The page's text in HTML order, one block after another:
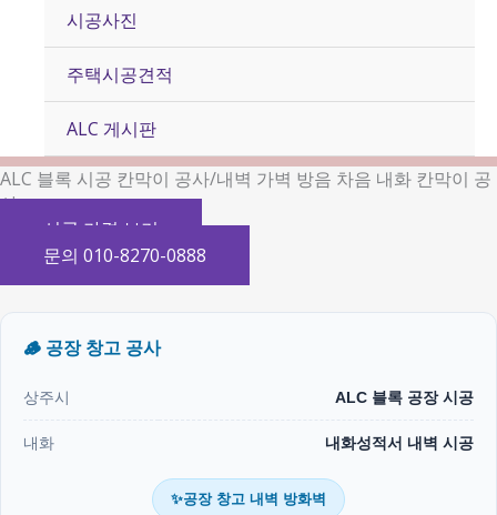
시공사진
주택시공견적
ALC 게시판
ALC 블록 시공 칸막이 공사/내벽 가벽 방음 차음 내화 칸막이 공
사
시공 가격 보기
문의 010-8270-0888
🪵 공장 창고 공사
상주시 ALC 블록 공장 시공
내화 내화성적서 내벽 시공
✨공장 창고 내벽 방화벽